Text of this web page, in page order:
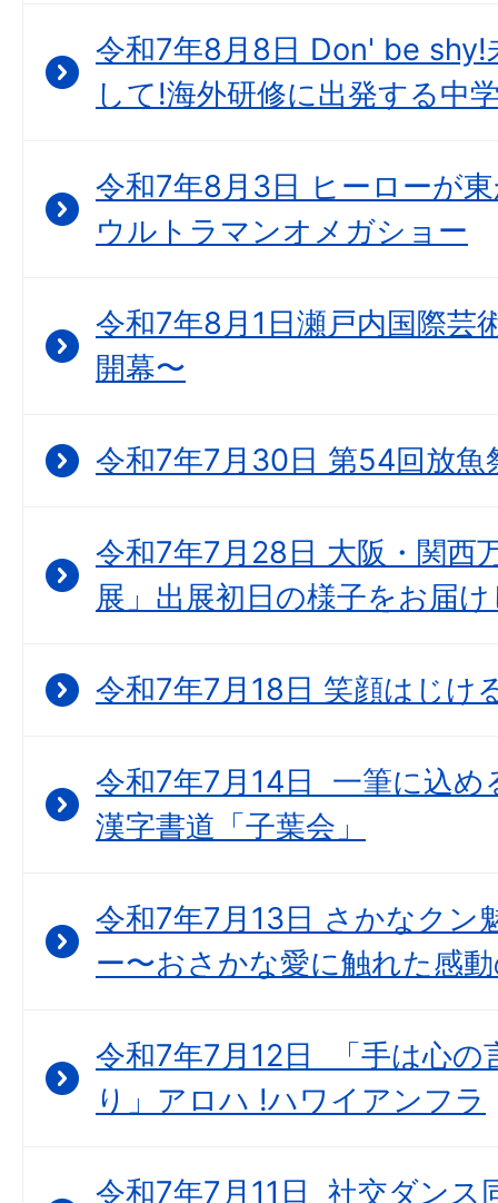
令和7年8月8日 Don' be shy!
して!海外研修に出発する中
令和7年8月3日 ヒーローが
ウルトラマンオメガショー
令和7年8月1日瀬戸内国際芸
開幕〜
令和7年7月30日 第54回放魚
令和7年7月28日 大阪・関西
展」出展初日の様子をお届
令和7年7月18日 笑顔はじけ
令和7年7月14日 一筆に込め
漢字書道「子葉会」
令和7年7月13日 さかなクン
ー〜おさかな愛に触れた感
令和7年7月12日 「手は心の
り」アロハ !ハワイアンフラ
令和7年7月11日 社交ダンス